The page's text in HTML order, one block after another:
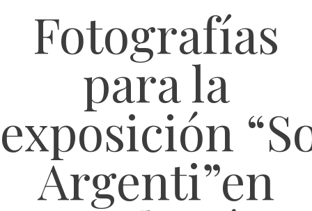
Fotografías
para la
exposición
Argenti”en